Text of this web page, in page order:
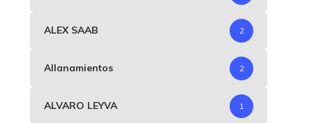
ALEX SAAB 2
Allanamientos 2
ALVARO LEYVA 1